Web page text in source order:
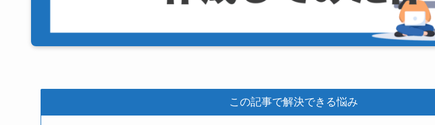
この記事で解決できる悩み